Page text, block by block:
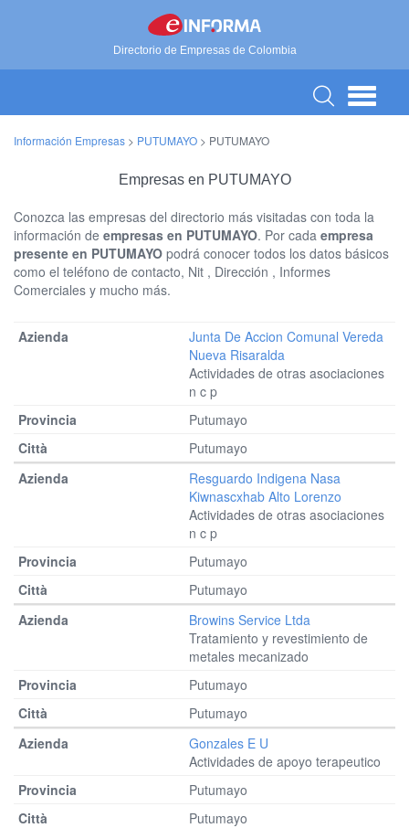
Directorio de Empresas de Colombia
Información Empresas > PUTUMAYO > PUTUMAYO
Empresas en PUTUMAYO
Conozca las empresas del directorio más visitadas con toda la
información de empresas en PUTUMAYO. Por cada empresa
presente en PUTUMAYO podrá conocer todos los datos básicos
como el teléfono de contacto, Nit , Dirección , Informes
Comerciales y mucho más.
Junta De Accion Comunal Vereda
Nueva Risaralda
Actividades de otras asociaciones
n c p
Putumayo
Putumayo
Resguardo Indigena Nasa
Kiwnascxhab Alto Lorenzo
Actividades de otras asociaciones
n c p
Putumayo
Putumayo
Browins Service Ltda
Tratamiento y revestimiento de
metales mecanizado
Putumayo
Putumayo
Gonzales E U
Actividades de apoyo terapeutico
Putumayo
Putumayo